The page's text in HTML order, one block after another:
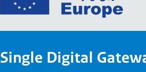
Your
Single Digital